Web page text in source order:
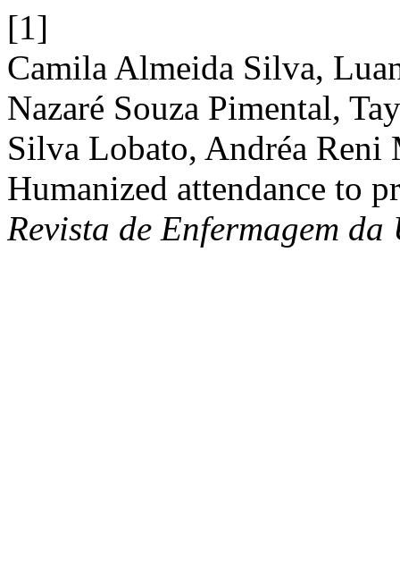
[1]
Camila Almeida Silva,
Nazaré Souza Pimental,
Silva Lobato, Andréa Reni
Humanized attendance to
Revista de Enfermagem